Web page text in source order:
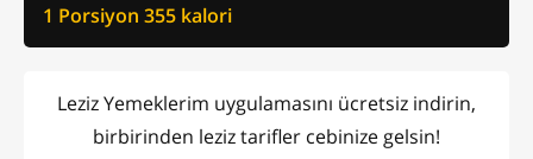
1 Porsiyon 355 kalori
Leziz Yemeklerim uygulamasını ücretsiz indirin,
birbirinden leziz tarifler cebinize gelsin!